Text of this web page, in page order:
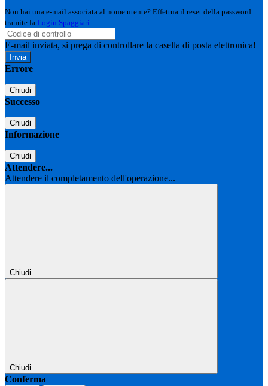
Non hai una e-mail associata al nome utente? Effettua il reset della password
tramite la Login Spaggiari
E-mail inviata, si prega di controllare la casella di posta elettronica!
Errore
Chiudi
Successo
Chiudi
Informazione
Chiudi
Attendere...
Attendere il completamento dell'operazione...
Chiudi
Chiudi
Conferma